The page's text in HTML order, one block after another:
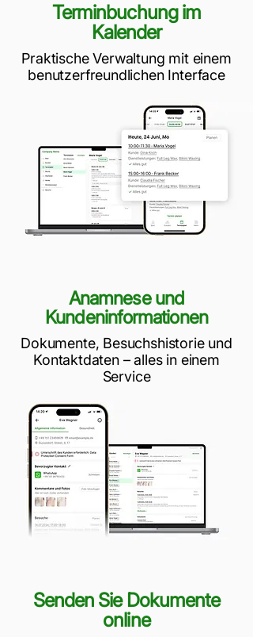
Terminbuchung im
Kalender
Praktische Verwaltung mit einem
benutzerfreundlichen Interface
Anamnese und
Kundeninformationen
Dokumente, Besuchshistorie und
Kontaktdaten – alles in einem
Service
Senden Sie Dokumente
online